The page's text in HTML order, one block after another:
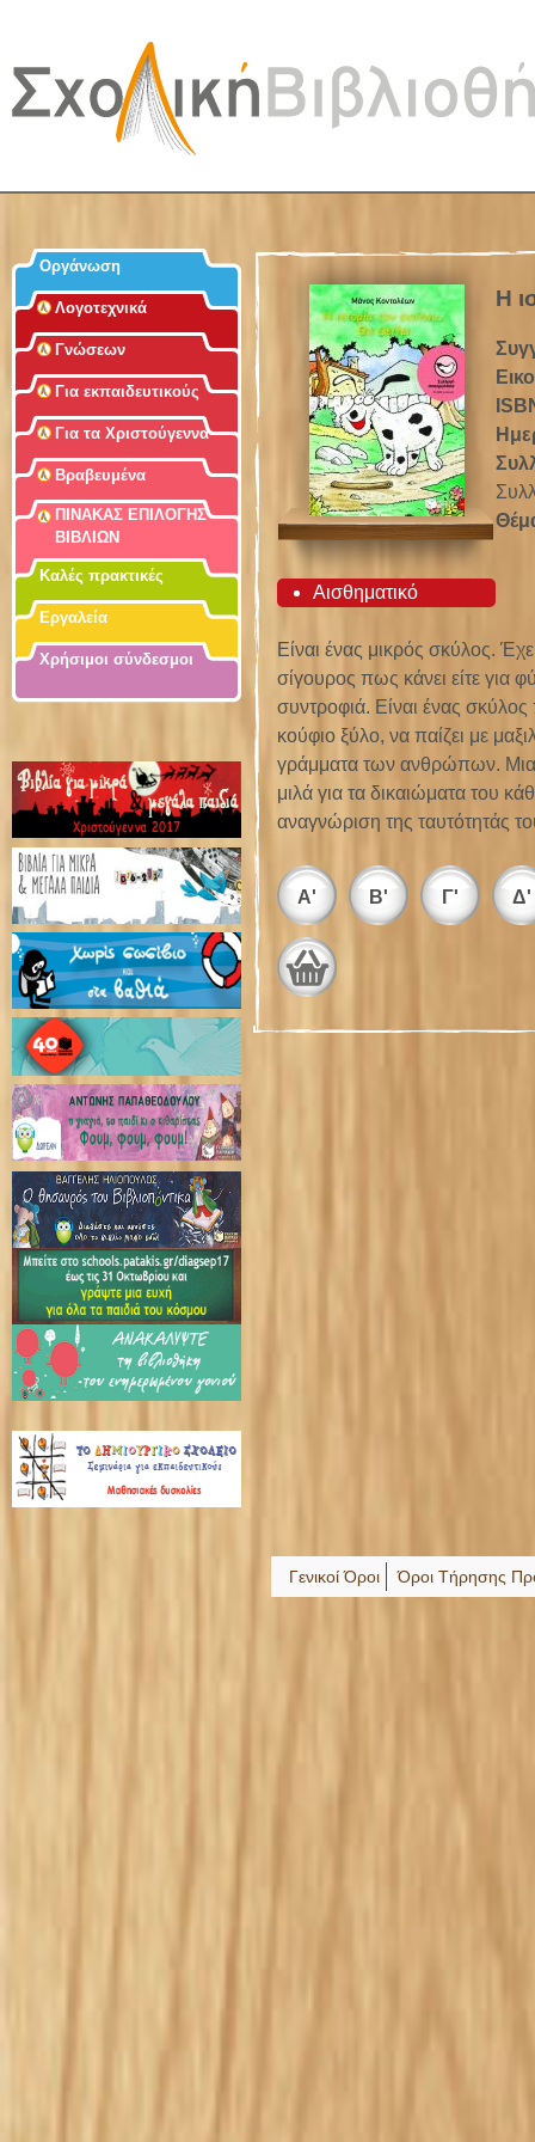
Αισθηματικό
Η
Είναι ένας μικρός σκύλος.
σίγουρος πως κάνει είτε για
συντροφιά. Είναι ένας
κούφιο ξύλο, να παίζει με
γράμματα των ανθρώπων. Μια
μιλά για τα δικαιώματα του
αναγνώριση της ταυτότητάς
Α' Β' Γ' Δ'
Οργάνωση
Λογοτεχνικά
Γνώσεων
Για εκπαιδευτικούς
Για τα Χριστούγεννα
Βραβευμένα
ΠΙΝΑΚΑΣ ΕΠΙΛΟΓΗΣ
ΒΙΒΛΙΩΝ
Καλές πρακτικές
Εργαλεία
Χρήσιμοι σύνδεσμοι
Γενικοί Όροι Όροι Τήρησης